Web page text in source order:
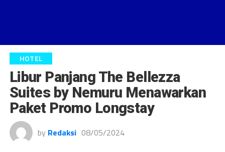
HOTEL
Libur Panjang The Bellezza
Suites by Nemuru Menawarkan
Paket Promo Longstay
by Redaksi 08/05/2024